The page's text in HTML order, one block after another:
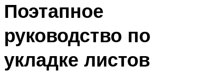
Поэтапное
руководство по
укладке листов